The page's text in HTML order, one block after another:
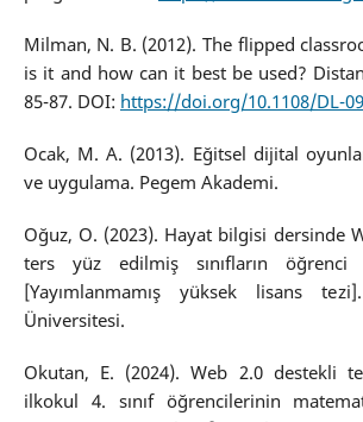
Milman, N. B. (2012). The flipped
is it and how can it best be used?
85-87. DOI: https://doi.org/10.1108/DL-
Ocak, M. A. (2013). Eğitsel dijital
ve uygulama. Pegem Akademi.
Oğuz, O. (2023). Hayat bilgisi dersinde
ters yüz edilmiş sınıfların öğrenci
[Yayımlanmamış yüksek lisans
Üniversitesi.
Okutan, E. (2024). Web 2.0 destekli
ilkokul 4. sınıf öğrencilerinin